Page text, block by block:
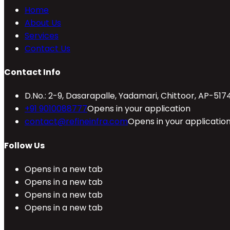
Home
About Us
Services
Contact Us
Contact Info
D.No.: 2-9, Dasarapalle, Yadamari, Chittoor, AP-
+91 9010088777Opens in your application
contact@refineinfra.comOpens in your
Follow Us
Opens in a new tab
Opens in a new tab
Opens in a new tab
Opens in a new tab